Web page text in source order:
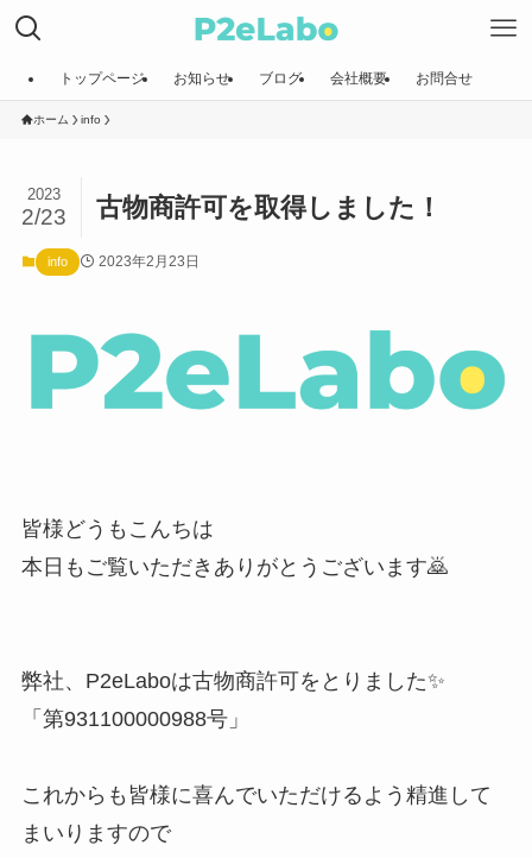
トップページ お知らせ ブログ 会社概要 お問合せ
ホーム info
古物商許可を取得しました！
2023
2/23
info 2023年2月23日
皆様どうもこんちは
本日もご覧いただきありがとうございます🙇
弊社、P2eLaboは古物商許可をとりました✨
「第931100000988号」
これからも皆様に喜んでいただけるよう精進して
まいりますので